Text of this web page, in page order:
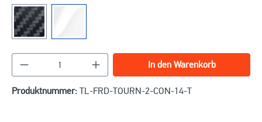
Produkt Anzahl: Gib den gewünschten Wert
In den Warenkorb
Produktnummer: TL-FRD-TOURN-2-CON-14-T